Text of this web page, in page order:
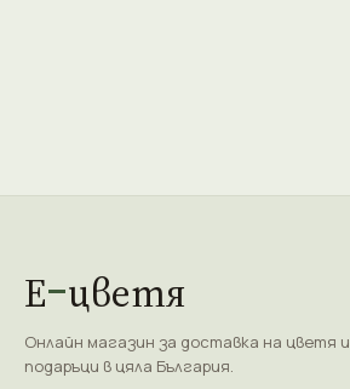
Е цветя
Онлайн магазин за доставка на цветя и
подаръци в цяла България.